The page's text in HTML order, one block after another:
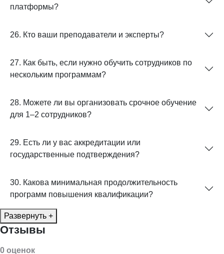
платформы?
26. Кто ваши преподаватели и эксперты?
27. Как быть, если нужно обучить сотрудников по
нескольким программам?
28. Можете ли вы организовать срочное обучение
для 1–2 сотрудников?
29. Есть ли у вас аккредитации или
государственные подтверждения?
30. Какова минимальная продолжительность
программ повышения квалификации?
Развернуть +
Отзывы
0 оценок